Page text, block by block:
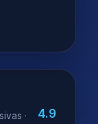
·
4.9